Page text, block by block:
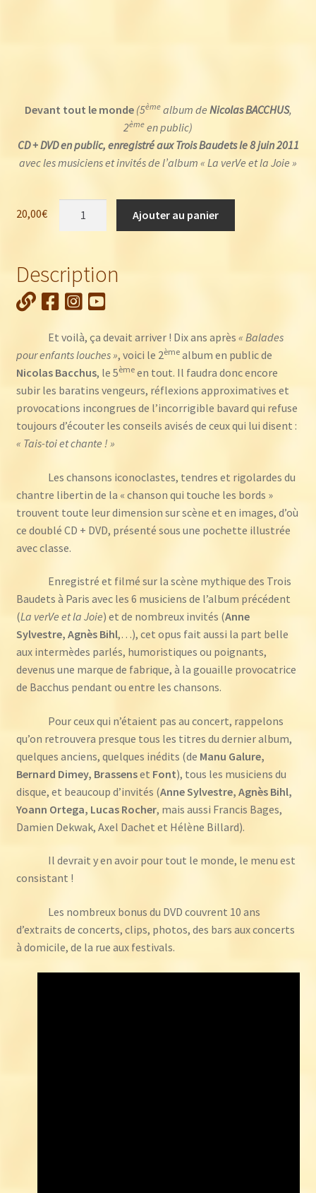
Devant tout le monde (5èmealbum de Nicolas BACCHUS,
2ème en public)
CD + DVD en public, enregistré aux Trois Baudets le 8 juin 2011
avec les musiciens et invités de l’album « La verVe et la Joie »
20,00€
:
Devant
tout
monde
(CD
+
DVD)
Ajouter au panier
Description
Et voilà, ça devait arriver ! Dix ans après « Balades
pour enfants louches », voici le 2èmealbum en public de
Nicolas Bacchus, le 5èmeen tout. Il faudra donc encore
subir les baratins vengeurs, réflexions approximatives et
provocations incongrues de l’incorrigible bavard qui refuse
toujours d’écouter les conseils avisés de ceux qui lui disent :
« Tais-toi et chante ! »
Les chansons iconoclastes, tendres et rigolardes du
chantre libertin de la « chanson qui touche les bords »
trouvent toute leur dimension sur scène et en images, d’où
ce doublé CD + DVD, présenté sous une pochette illustrée
avec classe.
Enregistré et filmé sur la scène mythique des Trois
Baudets à Paris avec les 6 musiciens de l’album précédent
(La verVe et la Joie) et de nombreux invités (Anne
Sylvestre, Agnès Bihl,…), cet opus fait aussi la part belle
aux intermèdes parlés, humoristiques ou poignants,
devenus une marque de fabrique, à la gouaille provocatrice
de Bacchus pendant ou entre les chansons.
Pour ceux qui n’étaient pas au concert, rappelons
qu’on retrouvera presque tous les titres du dernier album,
quelques anciens, quelques inédits (de Manu Galure,
Bernard Dimey, Brassenset Font), tous les musiciens du
disque, et beaucoup d’invités (Anne Sylvestre, Agnès Bihl,
Yoann Ortega, Lucas Rocher, mais aussi Francis Bages,
Damien Dekwak, Axel Dachet et Hélène Billard).
Il devrait y en avoir pour tout le monde, le menu est
consistant !
Les nombreux bonus du DVD couvrent 10 ans
d’extraits de concerts, clips, photos, des bars aux concerts
à domicile, de la rue aux festivals.